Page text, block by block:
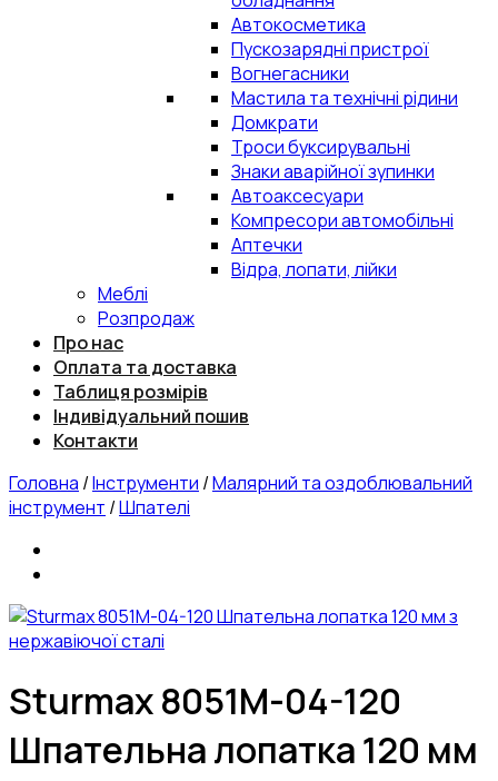
Автокосметика
Пускозарядні пристрої
Вогнегасники
Мастила та технічні рідини
Домкрати
Троси буксирувальні
Знаки аварійної зупинки
Автоаксесуари
Компресори автомобільні
Аптечки
Відра, лопати, лійки
Меблі
Розпродаж
Про нас
Оплата та доставка
Таблиця розмірів
Індивідуальний пошив
Контакти
Головна /Інструменти /Малярний та оздоблювальний
інструмент /Шпателі
Sturmax 8051M-04-120
Шпательна лопатка 120 мм